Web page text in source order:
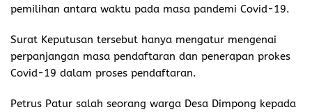
pemilihan antara waktu pada masa pandemi Covid-19.
Surat Keputusan tersebut hanya mengatur mengenai
perpanjangan masa pendaftaran dan penerapan prokes
Covid-19 dalam proses pendaftaran.
Petrus Patur salah seorang warga Desa Dimpong kepada